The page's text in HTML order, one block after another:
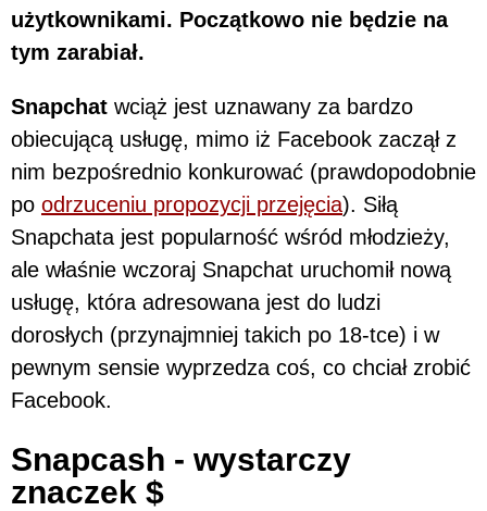
użytkownikami. Początkowo nie będzie na
tym zarabiał.
Snapchat wciąż jest uznawany za bardzo
obiecującą usługę, mimo iż Facebook zaczął z
nim bezpośrednio konkurować (prawdopodobnie
po odrzuceniu propozycji przejęcia). Siłą
Snapchata jest popularność wśród młodzieży,
ale właśnie wczoraj Snapchat uruchomił nową
usługę, która adresowana jest do ludzi
dorosłych (przynajmniej takich po 18-tce) i w
pewnym sensie wyprzedza coś, co chciał zrobić
Facebook.
Snapcash - wystarczy
znaczek $